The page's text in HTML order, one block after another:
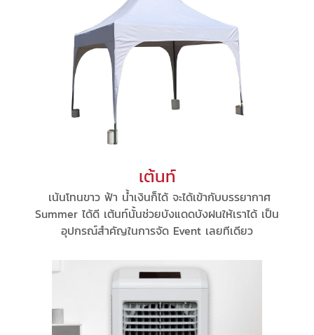
เต้นท์
เน้นโทนขาว ฟ้า น้ำเงินก็ได้ จะได้เข้ากับบรรยากาศ
Summer ได้ดี เต้นท์นั้นช่วยบังแดดบังฝนให้เราได้ เป็น
อุปกรณ์สำคัญในการจัด Event เลยทีเดียว